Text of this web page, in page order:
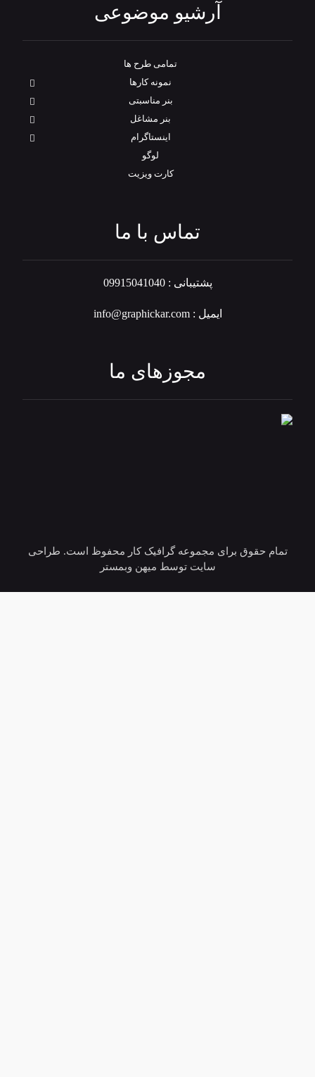
آرشیو موضوعی
تمامی طرح‌ ها
نمونه کارها
بنر مناسبتی
بنر مشاغل
اینستاگرام
لوگو
کارت ویزیت
تماس با ما
پشتیبانی : 09915041040
ایمیل : info@graphickar.com
مجوزهای ما
تمام حقوق برای مجموعه گرافیک کار محفوظ است. طراحی
سایت توسط میهن وبمستر